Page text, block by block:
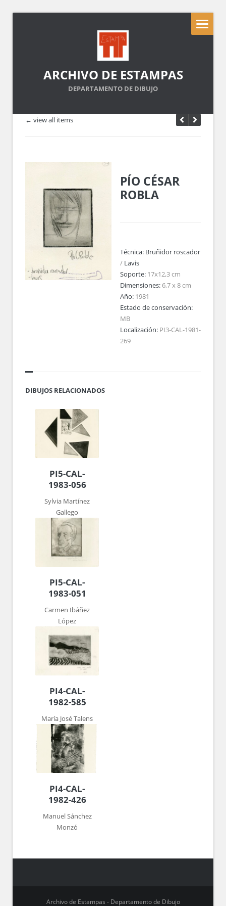
ARCHIVO DE ESTAMPAS
DEPARTAMENTO DE DIBUJO
← view all items
PÍO CÉSAR
ROBLA
Técnica: Bruñidor roscador
/ Lavis
Soporte: 17x12,3 cm
Dimensiones:6,7 x 8 cm
Año: 1981
Estado de conservación:
MB
Localización: PI3-CAL-1981-
269
DIBUJOS RELACIONADOS
PI5-CAL-
1983-056
Sylvia Martínez
Gallego
PI5-CAL-
1983-051
Carmen Ibáñez
López
PI4-CAL-
1982-585
María José Talens
PI4-CAL-
1982-426
Manuel Sánchez
Monzó
Archivo de Estampas - Departamento de Dibujo